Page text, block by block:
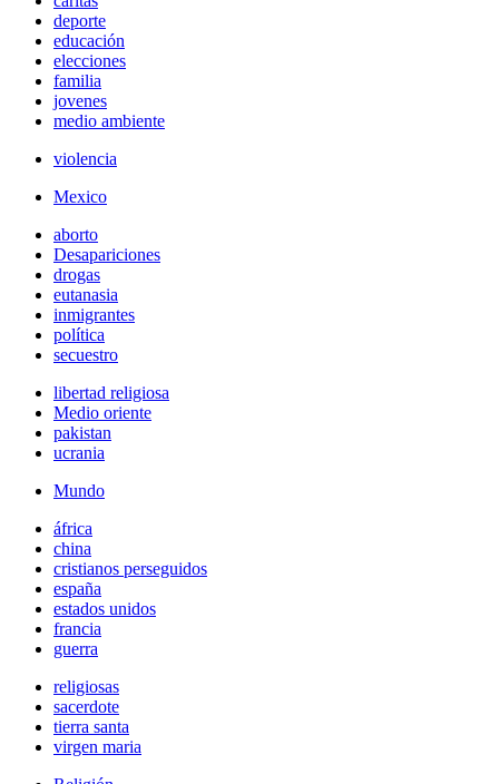
deporte
educación
elecciones
familia
jovenes
medio ambiente
violencia
Mexico
aborto
Desapariciones
drogas
eutanasia
inmigrantes
política
secuestro
libertad religiosa
Medio oriente
pakistan
ucrania
Mundo
áfrica
china
cristianos perseguidos
españa
estados unidos
francia
guerra
religiosas
sacerdote
tierra santa
virgen maria